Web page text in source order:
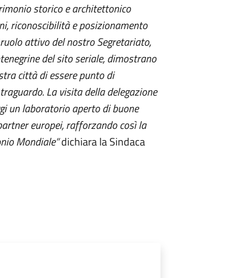
storico e architettonico
riconoscibilità e posizionamento
attivo del nostro Segretariato,
del sito seriale, dimostrano
città di essere punto di
La visita della delegazione
un laboratorio aperto di buone
europei, rafforzando così la
Mondiale”dichiara la Sindaca